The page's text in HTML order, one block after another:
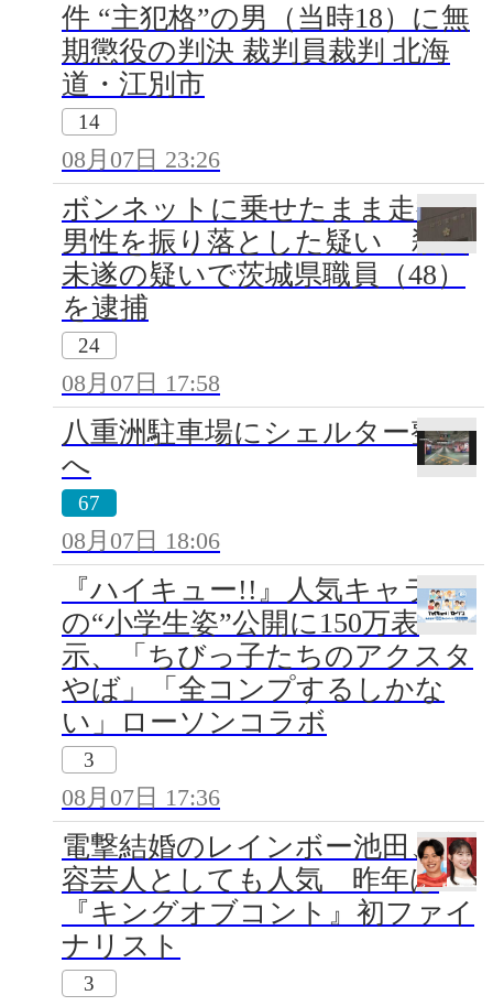
件 “主犯格”の男（当時18）に無
期懲役の判決 裁判員裁判 北海
道・江別市
14
08月07日 23:26
ボンネットに乗せたまま走行し
男性を振り落とした疑い 殺人
未遂の疑いで茨城県職員（48）
を逮捕
24
08月07日 17:58
八重洲駐車場にシェルター整備
へ
67
08月07日 18:06
『ハイキュー!!』人気キャラ
の“小学生姿”公開に150万表
示、「ちびっ子たちのアクスタ
やば」「全コンプするしかな
い」ローソンコラボ
3
08月07日 17:36
電撃結婚のレインボー池田、美
容芸人としても人気 昨年は
『キングオブコント』初ファイ
ナリスト
3